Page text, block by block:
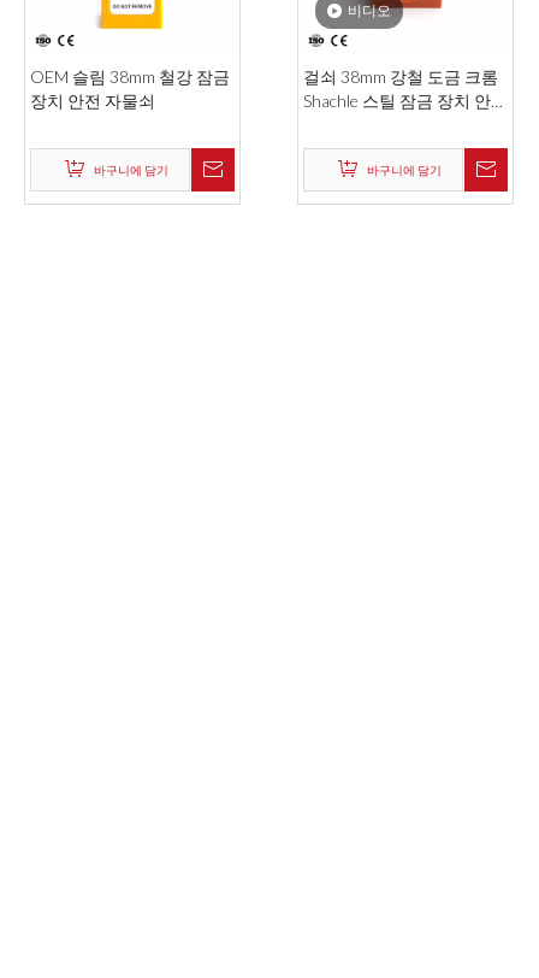
OEM 슬림 38mm 철강 잠금
장치 안전 자물쇠
바구니에 담기
비디오
걸쇠 38mm 강철 도금 크롬
Shachle 스틸 잠금 장치 안전
바구니에 담기